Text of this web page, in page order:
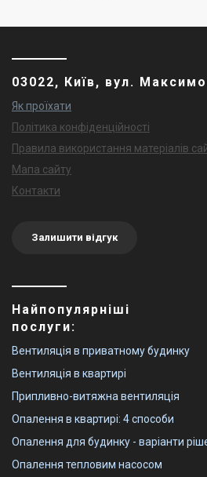
03022, Київ, вул.
Як проїхати
Політика конфіденційності
Правила використання матеріалів
Мапа сайту
Контакти
Залишити відгук
Найпопулярніші
послуги:
Вентиляція в приватному будинку
Вентиляція в квартирі
Припливно-витяжна вентиляція
Опалення в квартирі: 4 способи
Опалення для будинку - варіанти
Опалення тепловим насосом